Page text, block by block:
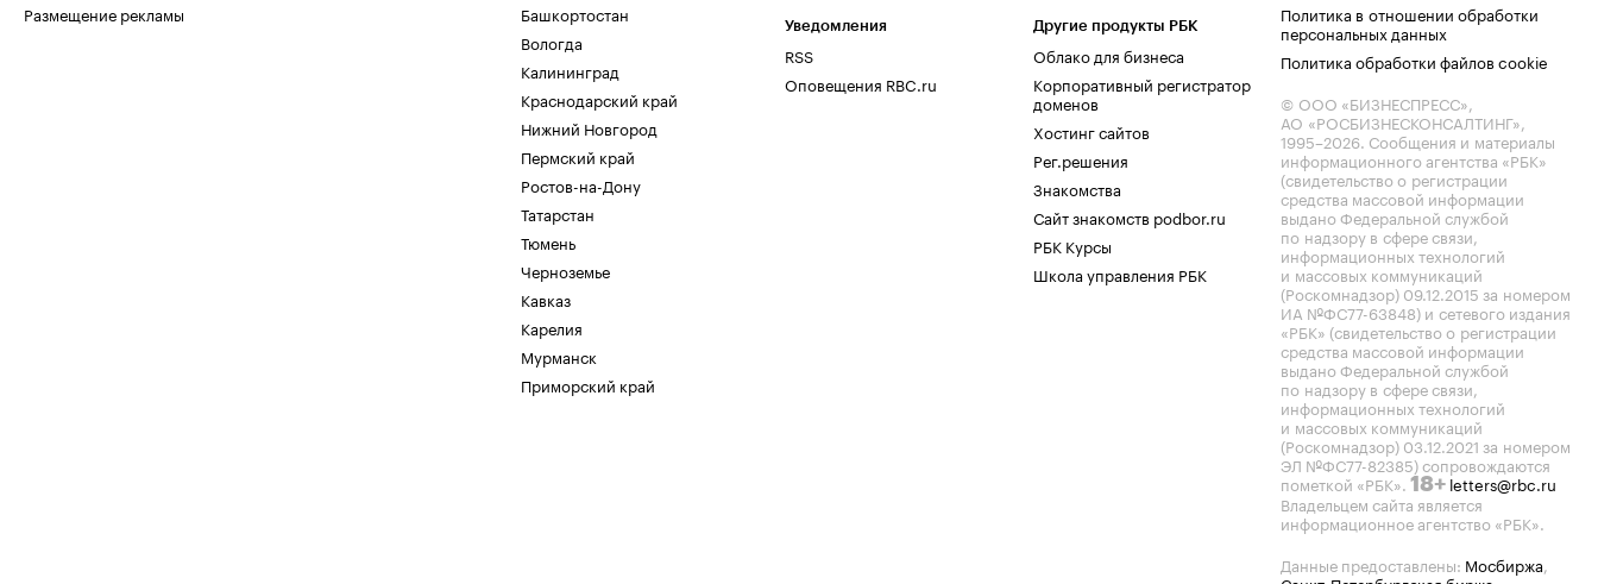
Размещение рекламы
Башкортостан
Вологда
Калининград
Краснодарский край
Нижний Новгород
Пермский край
Ростов-на-Дону
Татарстан
Тюмень
Черноземье
Кавказ
Карелия
Мурманск
Приморский край
Уведомления
RSS
Оповещения RBC.ru
Другие продукты РБК
Облако для бизнеса
Корпоративный регистратор
доменов
Хостинг сайтов
Рег.решения
Знакомства
Сайт знакомств podbor.ru
РБК Курсы
Школа управления РБК
Политика в отношении обработки
персональных данных
Политика обработки файлов cookie
© ООО «БИЗНЕСПРЕСС»,
АО «РОСБИЗНЕСКОНСАЛТИНГ»,
1995–2026. Сообщения и материалы
информационного агентства «РБК»
(свидетельство о регистрации
средства массовой информации
выдано Федеральной службой
по надзору в сфере связи,
информационных технологий
и массовых коммуникаций
(Роскомнадзор) 09.12.2015 за номером
ИА №ФС77-63848) и сетевого издания
«РБК» (свидетельство о регистрации
средства массовой информации
выдано Федеральной службой
по надзору в сфере связи,
информационных технологий
и массовых коммуникаций
(Роскомнадзор) 03.12.2021 за номером
ЭЛ №ФС77-82385) сопровождаются
пометкой «РБК». 18+ letters@rbc.ru
Владельцем сайта является
информационное агентство «РБК».
Данные предоставлены: Мосбиржа,